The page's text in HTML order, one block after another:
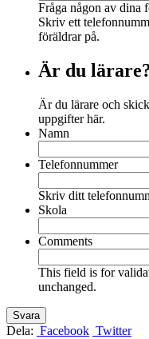
Fråga någon av dina
Skriv ett
föräldrar på.
Är du
Är du lärare och
uppgifter här.
Namn
Telefonnummer
Skriv ditt
Skola
Comments
This field is for
unchanged.
Dela: Facebook Twitter